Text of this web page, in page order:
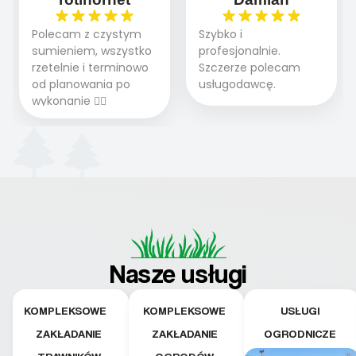
Polecam z czystym
sumieniem, wszystko
rzetelnie i terminowo
od planowania po
wykonanie 👍🏻
Szybko i
profesjonalnie.
Szczerze polecam
usługodawcę.
Nasze usługi
KOMPLEKSOWE
ZAKŁADANIE
KOMPLEKSOWE
ZAKŁADANIE
USŁUGI
OGRODNICZE